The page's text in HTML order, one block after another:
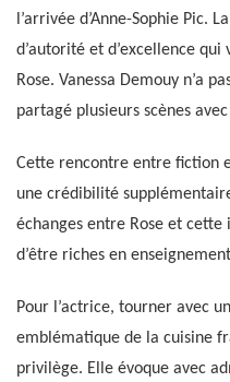
l’arrivée d’Anne-Sophie Pic.
d’autorité et d’excellence
Rose. Vanessa Demouy n’a
partagé plusieurs scènes
Cette rencontre entre fiction
une crédibilité
échanges entre Rose et
d’être riches en
Pour l’actrice, tourner avec
emblématique de la cuisine
privilège. Elle évoque avec